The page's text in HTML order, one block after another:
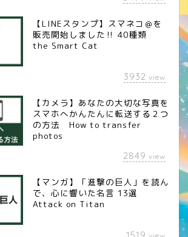
【LINEスタンプ】スマネコ＠を
販売開始しました‼︎ 40種類
the Smart Cat
3932 view
【カメラ】あなたの大切な写真を
スマホへかんたんに転送する２つ
の方法 How to transfer
photos
2849 view
【マンガ】「進撃の巨人」を読ん
で、心に響いた名言 13選
Attack on Titan